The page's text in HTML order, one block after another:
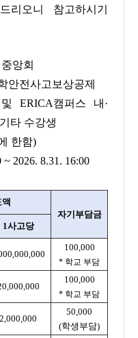
리오니 참고하시기
앙회
안전사고보상공제
ERICA캠퍼스 내·
타 수강생
한함)
2026. 8.31. 16:00
자기부담금
1사고당
100,000
* 학교 부담
100,000
* 학교 부담
2,000,000
50,000
(학생부담)